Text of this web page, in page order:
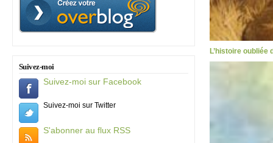
Suivez-moi
Suivez-moi sur Facebook
Suivez-moi sur Twitter
S'abonner au flux RSS
L’histoire oubliée